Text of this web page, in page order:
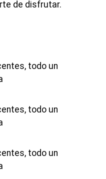
de disfrutar.